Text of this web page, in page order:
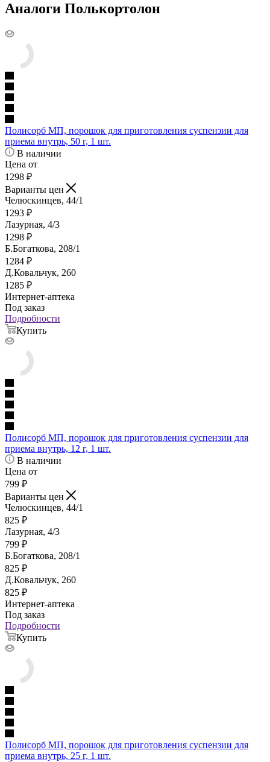
Аналоги Полькортолон
Полисорб МП, порошок для приготовления суспензии для
приема внутрь, 50 г, 1 шт.
В наличии
Цена от
1298 ₽
Варианты цен
Челюскинцев, 44/1
1293 ₽
Лазурная, 4/3
1298 ₽
Б.Богаткова, 208/1
1284 ₽
Д.Ковальчук, 260
1285 ₽
Интернет-аптека
Под заказ
Подробности
Купить
Полисорб МП, порошок для приготовления суспензии для
приема внутрь, 12 г, 1 шт.
В наличии
Цена от
799 ₽
Варианты цен
Челюскинцев, 44/1
825 ₽
Лазурная, 4/3
799 ₽
Б.Богаткова, 208/1
825 ₽
Д.Ковальчук, 260
825 ₽
Интернет-аптека
Под заказ
Подробности
Купить
Полисорб МП, порошок для приготовления суспензии для
приема внутрь, 25 г, 1 шт.